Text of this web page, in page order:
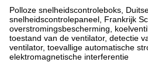
Polloze snelheidscontroleboks,
snelheidscontrolepaneel, Frankrijk
overstromingsbescherming,
toestand van de ventilator, detectie
ventilator, toevallige automatische
elektromagnetische interferentie